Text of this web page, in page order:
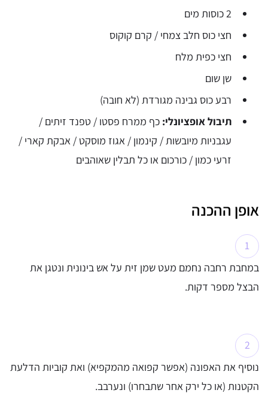
2 כוסות מים
חצי כוס חלב צמחי / קרם קוקוס
חצי כפית מלח
שן שום
רבע כוס גבינה מגורדת (לא חובה)
תיבול אופציונלי: כף ממרח פסטו / טפנד זיתים /
עגבניות מיובשות / קינמון / אגוז מוסקט / אבקת קארי /
זרעי כמון / כורכום או כל תבלין שאוהבים
אופן ההכנה
במחבת רחבה נחמם מעט שמן זית על אש בינונית ונטגן את
הבצל מספר דקות.
נוסיף את האפונה (אפשר קפואה מהמקפיא) ואת קוביות הדלעת
הקטנות (או כל ירק אחר שתבחרו) ונערבב.